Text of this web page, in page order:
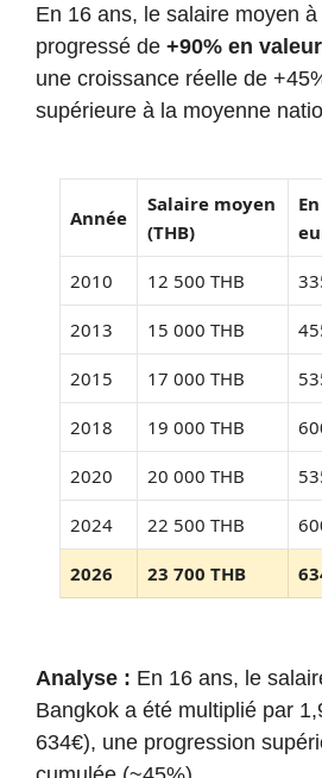
En 16 ans, le salaire moyen
progressé de +90% en
une croissance réelle de
supérieure à la moyenne
Année
Salaire moyen
(THB)
En
2010 12 500 THB
2013 15 000 THB
2015 17 000 THB
2018 19 000 THB
2020 20 000 THB
2024 22 500 THB
2026 23 700 THB
Analyse : En 16 ans, le
Bangkok a été multiplié par
634€), une progression